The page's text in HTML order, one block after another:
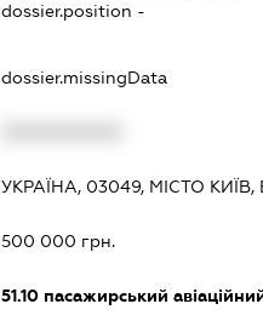
dossier.position -
dossier.missingData
УКРАЇНА, 03049, МІСТО
500 000 грн.
51.10пасажирський